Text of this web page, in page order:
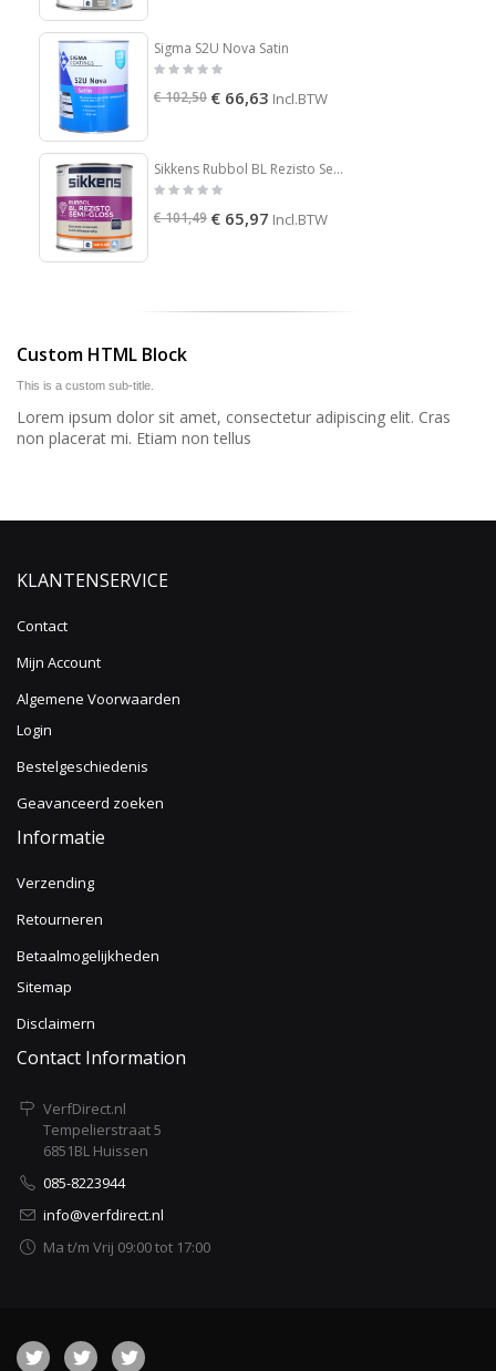
Sigma S2U Nova Satin
€ 102,50 € 66,63 Incl.BTW
Sikkens Rubbol BL Rezisto Semi Gloss
€ 101,49 € 65,97 Incl.BTW
Custom HTML Block
This is a custom sub-title.
Lorem ipsum dolor sit amet, consectetur adipiscing elit. Cras
non placerat mi. Etiam non tellus
KLANTENSERVICE
Contact
Mijn Account
Algemene Voorwaarden
Login
Bestelgeschiedenis
Geavanceerd zoeken
Informatie
Verzending
Retourneren
Betaalmogelijkheden
Sitemap
Disclaimern
Contact Information
VerfDirect.nl
Tempelierstraat 5
6851BL Huissen
085-8223944
info@verfdirect.nl
Ma t/m Vrij 09:00 tot 17:00